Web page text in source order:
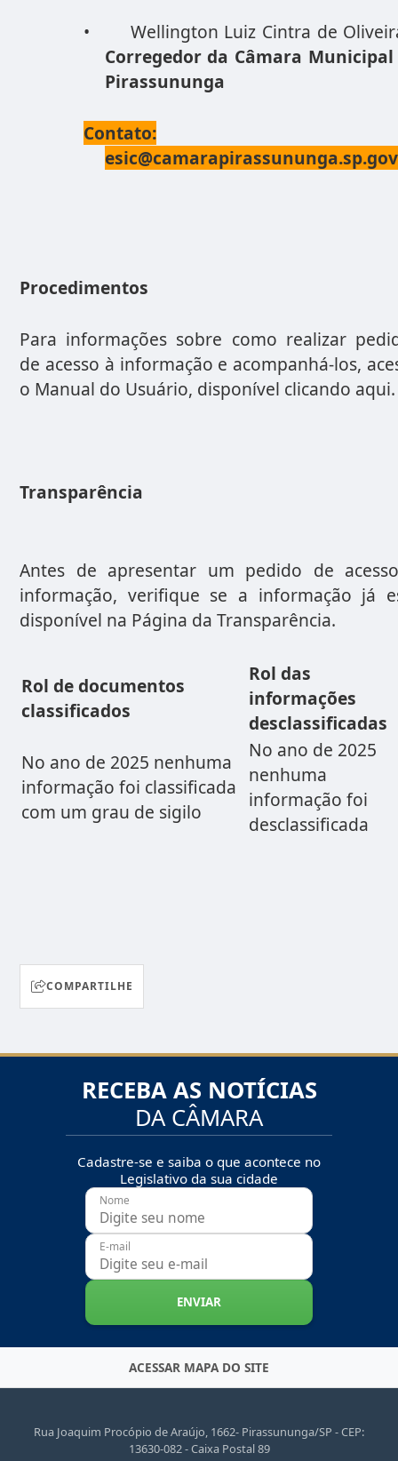
•
Wellington Luiz Cintra de
Corregedor da Câmara Municipal
Pirassununga
Contato:
Procedimentos
Para informações sobre como realizar
de acesso à informação e acompanhá-los,
o Manual do Usuário, disponível clicando aqui.
Transparência
Antes de apresentar um pedido de
informação, verifique se a informação já
disponível na Página da Transparência.
Rol de documentos
classificados
Rol das
informações
desclassificadas
No ano de 2025 nenhuma
informação foi classificada
com um grau de sigilo
No ano de 2025
nenhuma
informação foi
desclassificada
COMPARTILHE
RECEBA AS NOTÍCIAS
DA CÂMARA
Cadastre-se e saiba o que acontece no
Legislativo da sua cidade
Nome
E-mail
ENVIAR
ACESSAR MAPA DO SITE
Rua Joaquim Procópio de Araújo, 1662- Pirassununga/SP - CEP:
13630-082 - Caixa Postal 89